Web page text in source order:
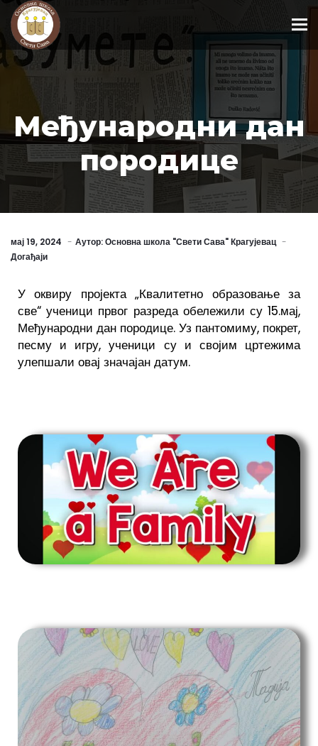
Међународни дан
породице
мај 19, 2024 Аутор:Основна школа "Свети Сава" Крагујевац
Догађаји
У оквиру пројекта „Квалитетно образовање за
све“ ученици првог разреда обележили су 15.мај,
Међународни дан породице. Уз пантомиму, покрет,
песму и игру, ученици су и својим цртежима
улепшали овај значајан датум.